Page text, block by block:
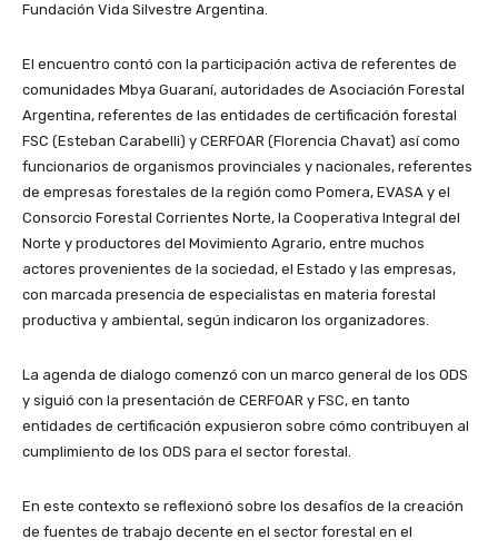
Fundación Vida Silvestre Argentina.
El encuentro contó con la participación activa de referentes de
comunidades Mbya Guaraní, autoridades de Asociación Forestal
Argentina, referentes de las entidades de certificación forestal
FSC (Esteban Carabelli) y CERFOAR (Florencia Chavat) así como
funcionarios de organismos provinciales y nacionales, referentes
de empresas forestales de la región como Pomera, EVASA y el
Consorcio Forestal Corrientes Norte, la Cooperativa Integral del
Norte y productores del Movimiento Agrario, entre muchos
actores provenientes de la sociedad, el Estado y las empresas,
con marcada presencia de especialistas en materia forestal
productiva y ambiental, según indicaron los organizadores.
La agenda de dialogo comenzó con un marco general de los ODS
y siguió con la presentación de CERFOAR y FSC, en tanto
entidades de certificación expusieron sobre cómo contribuyen al
cumplimiento de los ODS para el sector forestal.
En este contexto se reflexionó sobre los desafíos de la creación
de fuentes de trabajo decente en el sector forestal en el